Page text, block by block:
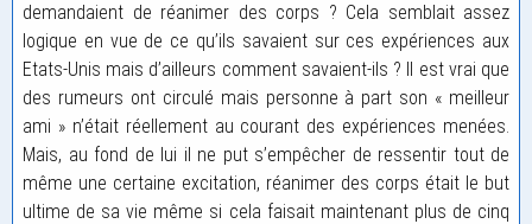
demandaient de réanimer des corps ? Cela semblait assez
logique en vue de ce qu’ils savaient sur ces expériences aux
Etats-Unis mais d’ailleurs comment savaient-ils ? Il est vrai que
des rumeurs ont circulé mais personne à part son « meilleur
ami » n’était réellement au courant des expériences menées.
Mais, au fond de lui il ne put s’empêcher de ressentir tout de
même une certaine excitation, réanimer des corps était le but
ultime de sa vie même si cela faisait maintenant plus de cinq